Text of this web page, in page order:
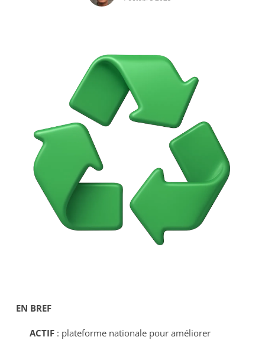
EN BREF
ACTIF: plateforme nationale pour améliorer